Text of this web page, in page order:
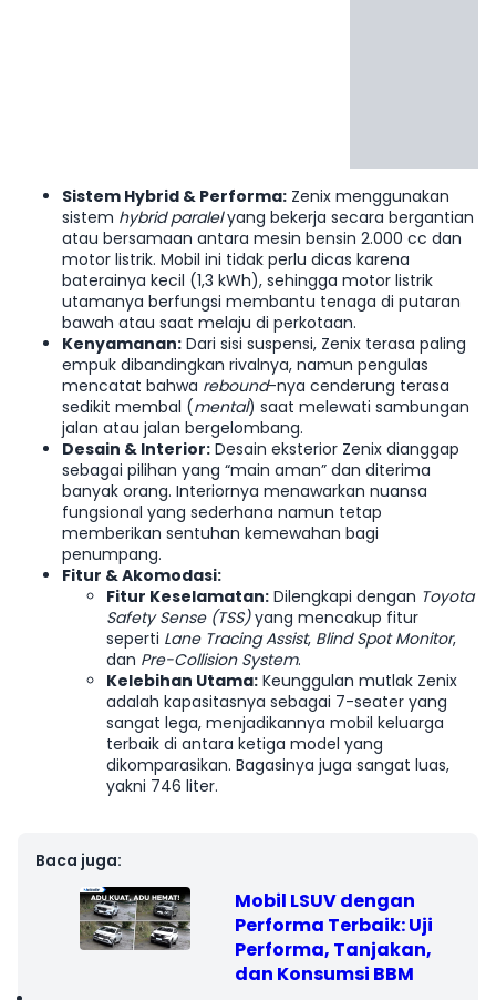
Sistem Hybrid & Performa: Zenix menggunakan
sistem hybrid paralelyang bekerja secara bergantian
atau bersamaan antara mesin bensin 2.000 cc dan
motor listrik. Mobil ini tidak perlu dicas karena
baterainya kecil (1,3 kWh), sehingga motor listrik
utamanya berfungsi membantu tenaga di putaran
bawah atau saat melaju di perkotaan.
Kenyamanan: Dari sisi suspensi, Zenix terasa paling
empuk dibandingkan rivalnya, namun pengulas
mencatat bahwa rebound-nya cenderung terasa
sedikit membal (mental) saat melewati sambungan
jalan atau jalan bergelombang.
Desain & Interior: Desain eksterior Zenix dianggap
sebagai pilihan yang “main aman” dan diterima
banyak orang. Interiornya menawarkan nuansa
fungsional yang sederhana namun tetap
memberikan sentuhan kemewahan bagi
penumpang.
Fitur & Akomodasi:
Fitur Keselamatan: Dilengkapi dengan Toyota
Safety Sense (TSS)yang mencakup fitur
seperti Lane Tracing Assist, Blind Spot Monitor,
dan Pre-Collision System.
Kelebihan Utama: Keunggulan mutlak Zenix
adalah kapasitasnya sebagai 7-seater yang
sangat lega, menjadikannya mobil keluarga
terbaik di antara ketiga model yang
dikomparasikan. Bagasinya juga sangat luas,
yakni 746 liter.
Mobil LSUV dengan
Performa Terbaik: Uji
Performa, Tanjakan,
dan Konsumsi BBM